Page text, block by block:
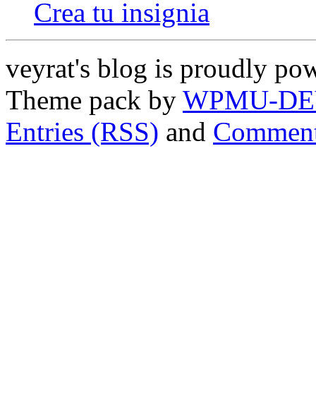
Crea tu insignia
veyrat's blog is proudly
Theme pack by WPMU-
Entries (RSS) and